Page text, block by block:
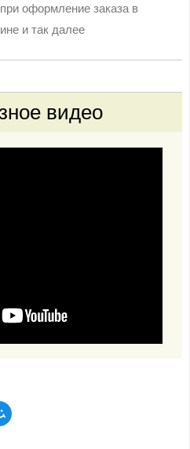
оформление заказа в
и так далее
видео